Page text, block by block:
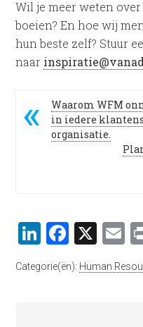
Wil je meer weten
boeien? En hoe wij
hun beste zelf? Stuur
naar
Waarom WFM
in iedere
organisatie.
LinkedIn
X
Categorie(ën): Human